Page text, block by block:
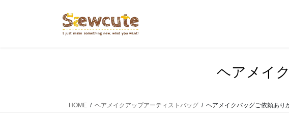
ヘアメイ
HOME ヘアメイクアップアーティストバッグ ヘアメイクバッグご依頼あり